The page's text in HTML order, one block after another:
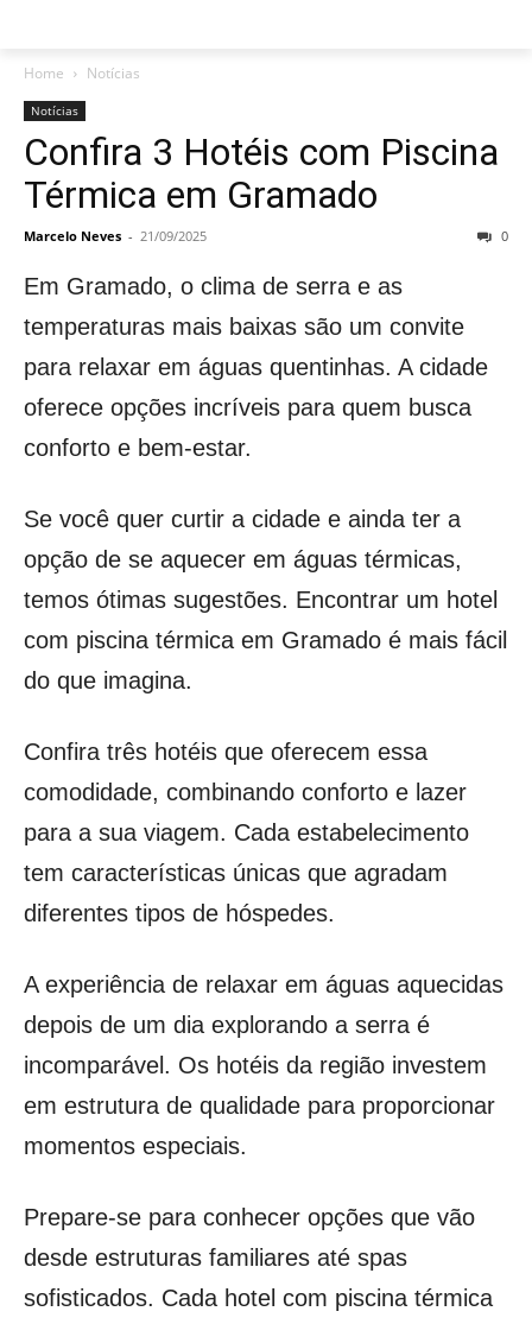
Home Notícias
Notícias
Confira 3 Hotéis com Piscina
Térmica em Gramado
Marcelo Neves - 21/09/2025 0
Em Gramado, o clima de serra e as
temperaturas mais baixas são um convite
para relaxar em águas quentinhas. A cidade
oferece opções incríveis para quem busca
conforto e bem-estar.
Se você quer curtir a cidade e ainda ter a
opção de se aquecer em águas térmicas,
temos ótimas sugestões. Encontrar um hotel
com piscina térmica em Gramado é mais fácil
do que imagina.
Confira três hotéis que oferecem essa
comodidade, combinando conforto e lazer
para a sua viagem. Cada estabelecimento
tem características únicas que agradam
diferentes tipos de hóspedes.
A experiência de relaxar em águas aquecidas
depois de um dia explorando a serra é
incomparável. Os hotéis da região investem
em estrutura de qualidade para proporcionar
momentos especiais.
Prepare-se para conhecer opções que vão
desde estruturas familiares até spas
sofisticados. Cada hotel com piscina térmica